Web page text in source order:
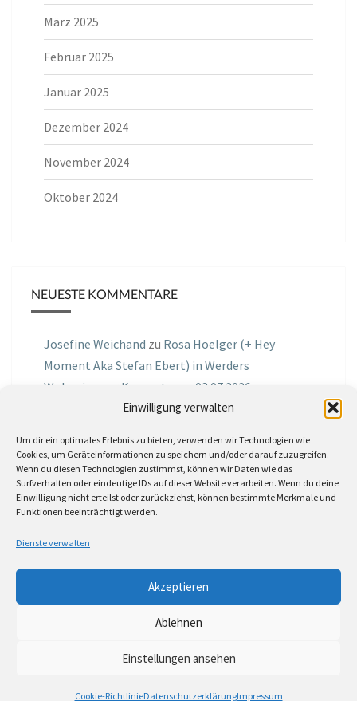
Einwilligung verwalten
Um dir ein optimales Erlebnis zu bieten, verwenden wir Technologien wie
Cookies, um Geräteinformationen zu speichern und/oder darauf zuzugreifen.
Wenn du diesen Technologien zustimmst, können wir Daten wie das
Surfverhalten oder eindeutige IDs auf dieser Website verarbeiten. Wenn du deine
Einwilligung nicht erteilst oder zurückziehst, können bestimmte Merkmale und
Funktionen beeinträchtigt werden.
Dienste verwalten
Akzeptieren
Ablehnen
Einstellungen ansehen
Cookie-RichtlinieDatenschutzerklärungImpressum
März 2025
Februar 2025
Januar 2025
Dezember 2024
November 2024
Oktober 2024
NEUESTE KOMMENTARE
Josefine Weichand zu Rosa Hoelger (+ Hey
Moment Aka Stefan Ebert) in Werders
Wohnzimmer Konzerte am 03.07.2026
Podcast Nr.01 vom 08.09.2025 mit Joe Astray
MIRI IN THE GREENzuMiri in the Green in der
Hemingway Lounge, am 30.05.2026
MollezuInterview mit dem Vinylexpress zum
8ten Vinylflohmarkt am 16.05.2026